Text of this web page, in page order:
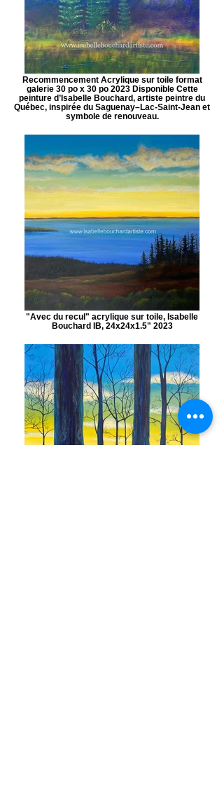
Recommencement Acrylique sur toile format
galerie 30 po x 30 po 2023 Disponible Cette
peinture d’Isabelle Bouchard, artiste peintre du
Québec, inspirée du Saguenay–Lac-Saint-Jean et
symbole de renouveau.
"Avec du recul" acrylique sur toile, Isabelle
Bouchard IB, 24x24x1.5" 2023